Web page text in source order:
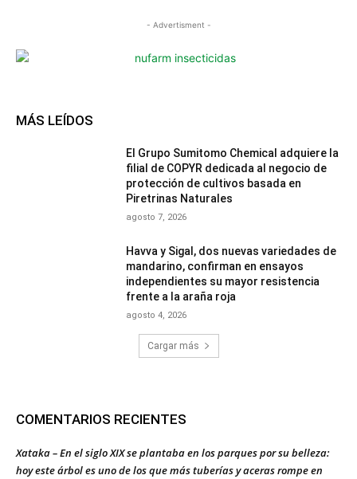
- Advertisment -
MÁS LEÍDOS
El Grupo Sumitomo Chemical adquiere la
filial de COPYR dedicada al negocio de
protección de cultivos basada en
Piretrinas Naturales
agosto 7, 2026
Havva y Sigal, dos nuevas variedades de
mandarino, confirman en ensayos
independientes su mayor resistencia
frente a la araña roja
agosto 4, 2026
Cargar más
COMENTARIOS RECIENTES
Xataka – En el siglo XIX se plantaba en los parques por su belleza:
hoy este árbol es uno de los que más tuberías y aceras rompe en